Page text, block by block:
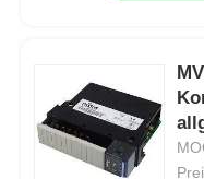
Schneider PLC-
Ge-Fanuc-Modul